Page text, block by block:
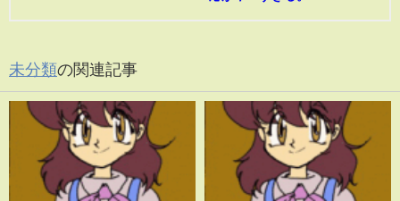
未分類の関連記事